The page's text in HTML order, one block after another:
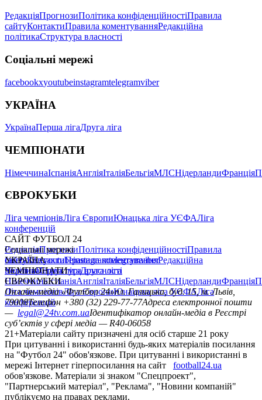
РедакціяПрогнозиПолітика конфіденційностіПравила
сайтуКонтактиПравила коментуванняРедакційна
політикаСтруктура власності
Соціальні мережі
facebookxyoutubeinstagramtelegramviber
УКРАЇНА
УкраїнаПерша лігаДруга ліга
ЧЕМПІОНАТИ
НімеччинаІспаніяАнгліяІталіяБельгіяМЛСНідерландиФранція
ЄВРОКУБКИ
Ліга чемпіонівЛіга ЄвропиЮнацька ліга УЄФАЛіга
конференцій
САЙТ ФУТБОЛ 24
РедакціяПрогнозиПолітика конфіденційностіПравила
сайтуКонтактиПравила коментуванняРедакційна
політикаСтруктура власності
Соціальні мережі
facebookxyoutubeinstagramtelegramviber
УКРАЇНА
УкраїнаПерша лігаДруга ліга
ЧЕМПІОНАТИ
НімеччинаІспаніяАнгліяІталіяБельгіяМЛСНідерландиФранція
ЄВРОКУБКИ
Ліга чемпіонівЛіга ЄвропиЮнацька ліга УЄФАЛіга
конференцій
Онлайн-медіа «Футбол 24»пл. Галицька, буд. 15, м. Львів,
79008Телефон +380 (32) 229-77-77Адреса електронної пошти
— legal@24tv.com.uaІдентифікатор онлайн-медіа в Реєстрі
суб’єктів у сфері медіа — R40-06058
21+Матеріали сайту призначені для осіб старше 21 року
При цитуванні і використанні будь-яких матеріалів посилання
на "Футбол 24" обов'язкове. При цитуванні і використанні в
мережі Інтернет гіперпосилання на сайт
football24.ua
обов'язкове. Матеріали зі знаком "Спецпроект",
"Партнерський матеріал", "Реклама", "Новини компаній"
публікуємо на правах реклами.